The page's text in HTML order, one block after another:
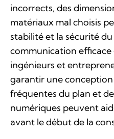
incorrects, des
matériaux mal choisis
stabilité et la sécurité
communication efficace
ingénieurs et
garantir une conception
fréquentes du plan et
numériques peuvent
avant le début de la